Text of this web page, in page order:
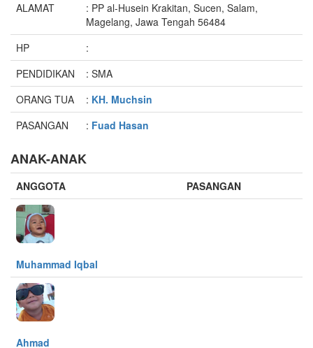
ALAMAT
: PP al-Husein Krakitan, Sucen, Salam,
Magelang, Jawa Tengah 56484
HP
:
PENDIDIKAN
: SMA
ORANG TUA
: KH. Muchsin
PASANGAN
: Fuad Hasan
ANAK-ANAK
ANGGOTA PASANGAN
Muhammad Iqbal
Ahmad